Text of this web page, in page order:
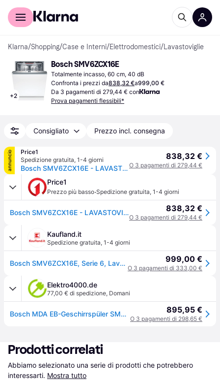
Per il tuo shopping
Klarna/Shopping/Case e Interni/Elettrodomestici/Lavastoviglie
+2
Bosch SMV6ZCX16E
Totalmente incasso, 60 cm, 40 dB
Confronta i prezzi da838,32 €a999,00 €
Da 3 pagamenti di 279,44 € con
Prova pagamenti flessibili*
Consigliato Prezzo incl. consegna
annuncio
Price1
Spedizione gratuita, 1-4 giorni
Bosch SMV6ZCX16E - LAVASTOVIGLIE SERIE 6, A TOTALE INTEGRAZIONE, CASSETTI, TIMELIGHT, WIFI, 60 CM
838,32 €
O 3 pagamenti di 279,44 €
Price1
Prezzo più basso·Spedizione gratuita, 1-4 giorni
Bosch SMV6ZCX16E - LAVASTOVIGLIE SERIE 6, A TOTALE INTEGRAZIONE, CASSETTI, TIMELIGHT, WIFI, 60 CM 838,32 €
O 3 pagamenti di 279,44 €
Kaufland.it
Spedizione gratuita, 1-4 giorni
Bosch SMV6ZCX16E, Serie 6, Lavastoviglie completamente integrata, 60 cm 999,00 €
O 3 pagamenti di 333,00 €
Elektro4000.de
77,00 € di spedizione, Domani
Bosch MDA EB-Geschirrspüler SMV6ZCX16E 895,95 €
O 3 pagamenti di 298,65 €
Prodotti correlati
Abbiamo selezionato una serie di prodotti che potrebbero
interessarti. Mostra tutto